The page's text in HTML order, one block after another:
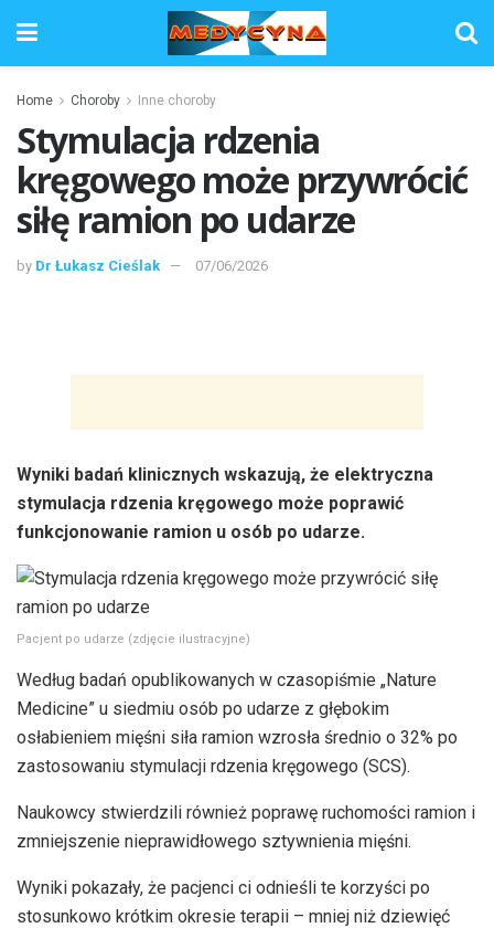
Home Choroby Inne choroby
Stymulacja rdzenia
kręgowego może przywrócić
siłę ramion po udarze
by Dr Łukasz Cieślak 07/06/2026
Wyniki badań klinicznych wskazują, że elektryczna
stymulacja rdzenia kręgowego może poprawić
funkcjonowanie ramion u osób po udarze.
Pacjent po udarze (zdjęcie ilustracyjne)
Według badań opublikowanych w czasopiśmie „Nature
Medicine” u siedmiu osób po udarze z głębokim
osłabieniem mięśni siła ramion wzrosła średnio o 32% po
zastosowaniu stymulacji rdzenia kręgowego (SCS).
Naukowcy stwierdzili również poprawę ruchomości ramion i
zmniejszenie nieprawidłowego sztywnienia mięśni.
Wyniki pokazały, że pacjenci ci odnieśli te korzyści po
stosunkowo krótkim okresie terapii – mniej niż dziewięć